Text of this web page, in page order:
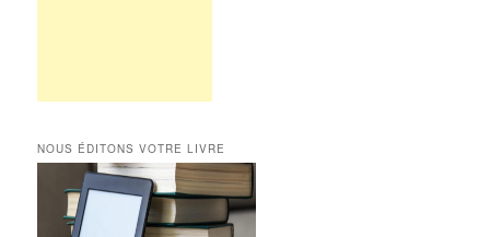
NOUS ÉDITONS VOTRE LIVRE